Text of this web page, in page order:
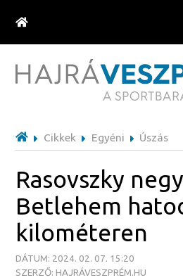
Cikkek Egyéni Úszás
Rasovszky
Betlehem
kilométeren
DÁTUM: 2024. 02. 07. 15:20
SZERZŐ: HAJRÁVESZPRÉM.HU